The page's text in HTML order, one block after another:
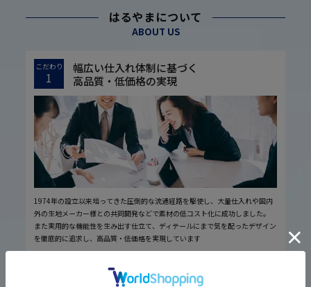
はるやまについて
ABOUT US
こだわり
1
幅広い仕入れ体制に基づく
高品質・低価格の実現
1974年の設立以来培ってきた圧倒的な流通経路を駆使し、大量仕入れや国内
外の生地メーカー様との共同開発などで素材の低コスト化に成功しました。
また実用的な機能性を生み出す仕立て、ディテールにまで気を配ったデザイン
を徹底的に追求し、高品質・低価格を実現しています
厳しい品質管理体制に基づく